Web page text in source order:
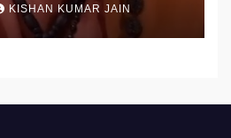
KISHAN KUMAR JAIN